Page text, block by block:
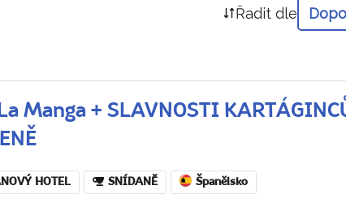
Řadit dle
Manga + SLAVNOSTI
HOTEL SNÍDANĚ Španělsko